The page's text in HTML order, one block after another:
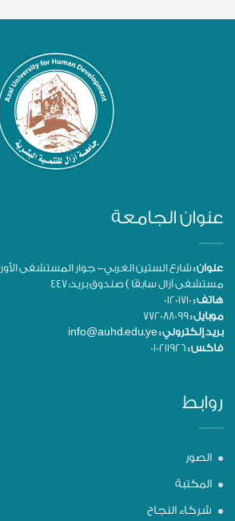
عنوان الجامعة
عنوان :شارع الستين الغربي- جوار المستشفى
مستشفى آزال سابقًا ) صندوق بريد: 447
هاتف :
موبايل :
بريد إلكتروني :
فاكس :
روابط
الصور
المكتبة
شركاء النجاح